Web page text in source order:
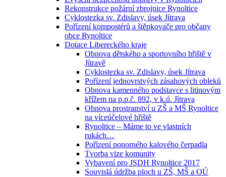
Rekonstrukce požární zbrojnice Rynoltice
Cyklostezka sv. Zdislavy, úsek Jítrava
Pořízení kompostérů a štěpkovače pro občany
obce Rynoltice
Dotace Libereckého kraje
Obnova dětského a sportovního hřiště v
Jítravě
Cyklostezka sv. Zdislavy, úsek Jítrava
Pořízení jednovrstvých zásahových obleků
Obnova kamenného podstavce s litinovým
křížem na p.p.č. 892, v k.ú. Jítrava
Obnova prostranství u ZŠ a MŠ Rynoltice
na víceúčelové hřiště
Rynoltice – Máme to ve vlastních
rukách…
Pořízení ponorného kalového čerpadla
Tvorba vize komunity
Vybavení pro JSDH Rynoltice 2017
Souvislá údržba ploch u ZŠ, MŠ a OÚ